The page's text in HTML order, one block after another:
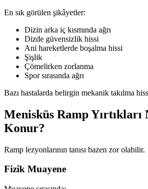
En sık görülen şikâyetler:
Dizin arka iç kısmında ağrı
Dizde güvensizlik hissi
Ani hareketlerde boşalma hissi
Şişlik
Çömelirken zorlanma
Spor sırasında ağrı
Bazı hastalarda belirgin mekanik takılma
Menisküs Ramp Yırtıkları
Konur?
Ramp lezyonlarının tanısı bazen zor olabilir.
Fizik Muayene